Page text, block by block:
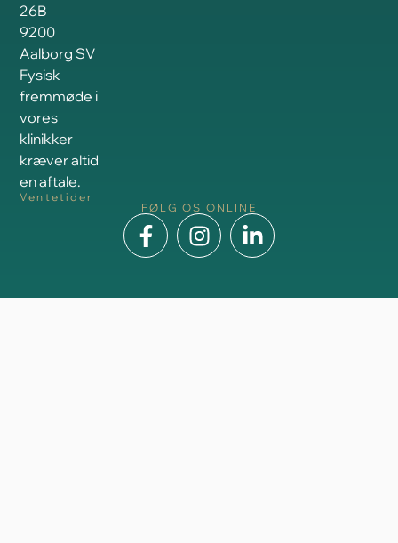
26B
9200
Aalborg SV
Fysisk
fremmøde i
vores
klinikker
kræver altid
en aftale.
Ventetider
FØLG OS ONLINE